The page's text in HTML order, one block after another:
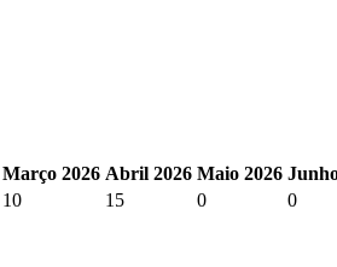
Março 2026 Abril 2026 Maio 2026
10 15 0 0